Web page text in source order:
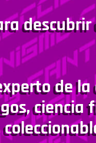
de
ciencia